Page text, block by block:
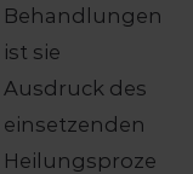
Behandlungen
ist sie
Ausdruck des
einsetzenden
Heilungsproze